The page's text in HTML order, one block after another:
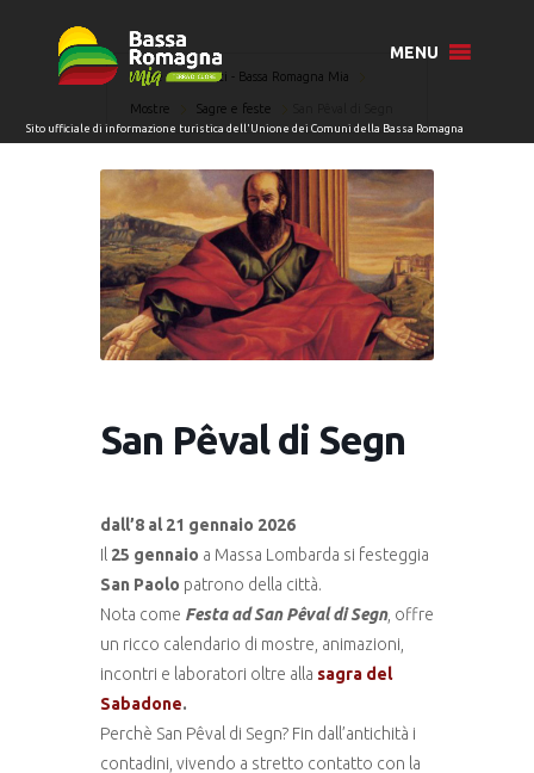
MENU
Home Eventi - Bassa Romagna Mia
Mostre Sagre e feste
San Pêval di Segn
dall’8 al 21 gennaio 2026
Il 25 gennaio a Massa Lombarda si festeggia
San Paolo patrono della città.
Nota come Festa ad San Pêval di Segn, offre
un ricco calendario di mostre, animazioni,
incontri e laboratori oltre alla sagra del
Sabadone.
Perchè San Pêval di Segn? Fin dall’antichità i
contadini, vivendo a stretto contatto con la